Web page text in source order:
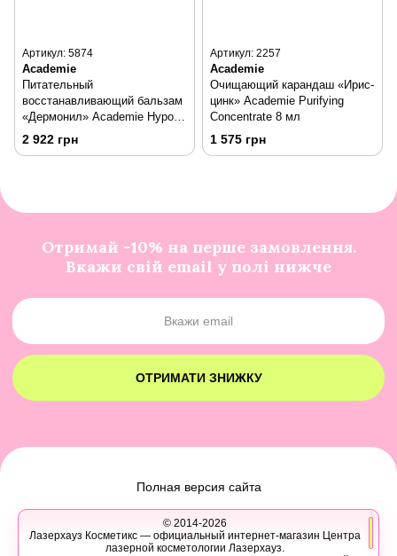
Артикул: 5874
Academie
Питательный
восстанавливающий бальзам
«Дермонил» Academie Hypo-
Sensible Dermоnyl Lipid-
Replenishing Balm 50 мл
2 922 грн
Артикул: 2257
Academie
Очищающий карандаш «Ирис-
цинк» Academie Purifying
Concentrate 8 мл
1 575 грн
Отримай -10% на перше замовлення.
Вкажи свій email у полі нижче
ОТРИМАТИ ЗНИЖКУ
Полная версия сайта
© 2014-2026
Лазерхауз Косметикс — официальный интернет-магазин Центра
лазерной косметологии Лазерхауз.